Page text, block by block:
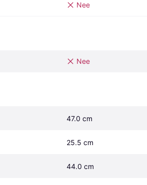
Nee
Nee
47.0 cm
25.5 cm
44.0 cm